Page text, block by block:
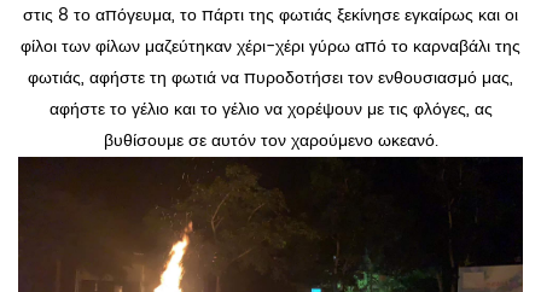
στις 8 το απόγευμα, το πάρτι της φωτιάς ξεκίνησε εγκαίρως και οι
φίλοι των φίλων μαζεύτηκαν χέρι-χέρι γύρω από το καρναβάλι της
φωτιάς, αφήστε τη φωτιά να πυροδοτήσει τον ενθουσιασμό μας,
αφήστε το γέλιο και το γέλιο να χορέψουν με τις φλόγες, ας
βυθίσουμε σε αυτόν τον χαρούμενο ωκεανό.